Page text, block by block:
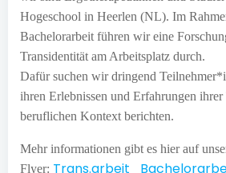
Hogeschool in Heerlen (NL). Im
Bachelorarbeit führen wir eine
Transidentität am Arbeitsplatz durch.
Dafür suchen wir dringend
ihren Erlebnissen und Erfahrungen
beruflichen Kontext berichten.
Mehr informationen gibt es hier auf
Flyer: